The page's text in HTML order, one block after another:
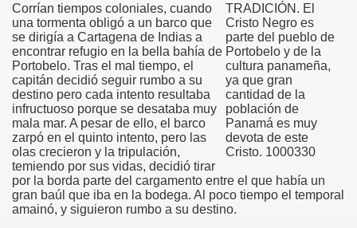
TRADICIÓN. El
Cristo Negro es
parte del pueblo de
Portobelo y de la
cultura panameña,
ya que gran
cantidad de la
población de
Panamá es muy
devota de este
Cristo. 1000330
Corrían tiempos coloniales, cuando
una tormenta obligó a un barco que
se dirigía a Cartagena de Indias a
encontrar refugio en la bella bahía de
Portobelo. Tras el mal tiempo, el
capitán decidió seguir rumbo a su
destino pero cada intento resultaba
infructuoso porque se desataba muy
mala mar. A pesar de ello, el barco
zarpó en el quinto intento, pero las
olas crecieron y la tripulación,
temiendo por sus vidas, decidió tirar
por la borda parte del cargamento entre el que había un
gran baúl que iba en la bodega. Al poco tiempo el temporal
amainó, y siguieron rumbo a su destino.